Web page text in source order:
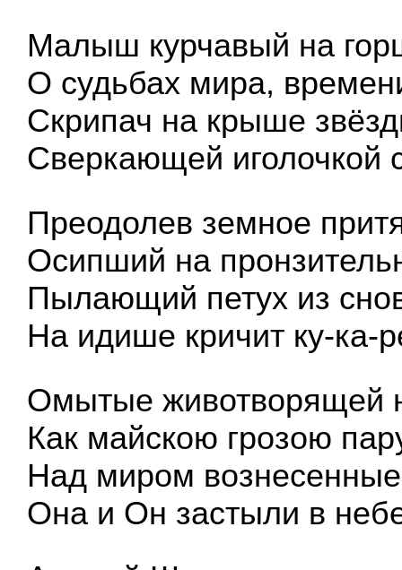
Малыш курчавый на
О судьбах мира,
Скрипач на крыше
Сверкающей иголочкой
Преодолев земное
Осипший на
Пылающий петух из
На идише кричит ку-ка-
Омытые животворящей
Как майскою грозою
Над миром
Она и Он застыли в